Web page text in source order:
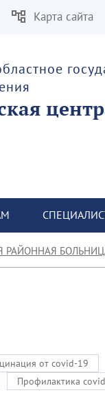
Карта сайта
РАЙОННАЯ
от covid-19
Профилактика